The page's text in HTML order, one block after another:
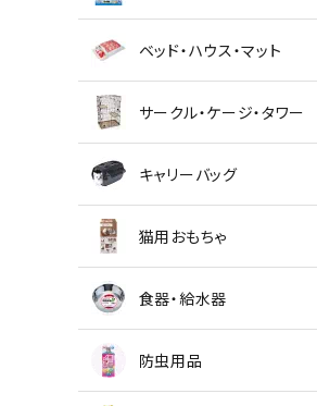
ベッド・ハウス・マット
サークル・ケージ・タワー
キャリーバッグ
猫用おもちゃ
食器・給水器
防虫用品